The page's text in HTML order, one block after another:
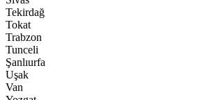
Tekirdağ
Tokat
Trabzon
Tunceli
Şanlıurfa
Uşak
Van